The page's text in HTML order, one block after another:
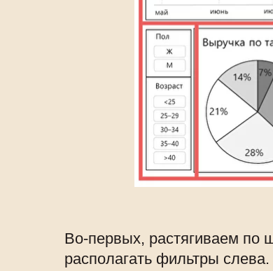
Во-первых, растягиваем по
располагать фильтры